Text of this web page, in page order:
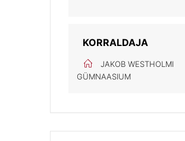
KORRALDAJA
JAKOB WESTHOLMI
GÜMNAASIUM